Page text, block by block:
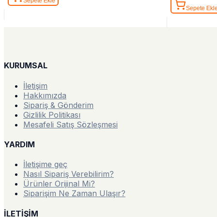
Sepete Ekle
KURUMSAL
İletişim
Hakkımızda
Sipariş & Gönderim
Gizlilik Politikası
Mesafeli Satış Sözleşmesi
YARDIM
İletişime geç
Nasıl Sipariş Verebilirim?
Ürünler Orijinal Mi?
Siparişim Ne Zaman Ulaşır?
İLETİŞİM